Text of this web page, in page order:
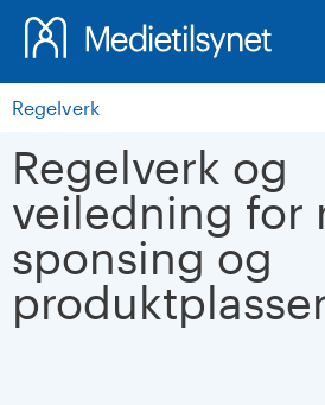
Regelverk
Regelverk og
veiledning for
sponsing og